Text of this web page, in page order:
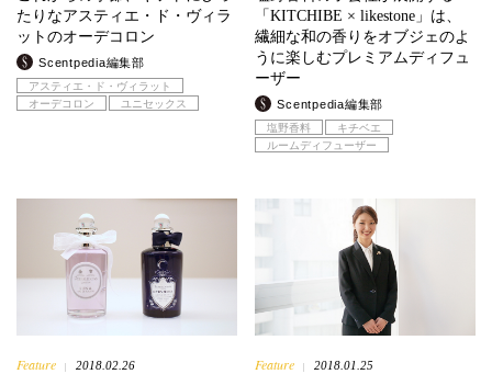
たりなアスティエ・ド・ヴィラ
ットのオーデコロン
Scentpedia編集部
アスティエ・ド・ヴィラット
オーデコロン
ユニセックス
「KITCHIBE × likestone」は、
繊細な和の香りをオブジェのよ
うに楽しむプレミアムディフュ
ーザー
Scentpedia編集部
塩野香料
キチベエ
ルームディフューザー
Feature 2018.02.26 Feature 2018.01.25